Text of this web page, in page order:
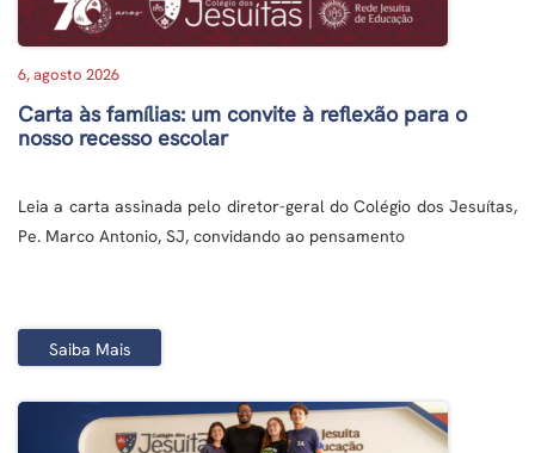
6, agosto 2026
Carta às famílias: um convite à reflexão para o
nosso recesso escolar
Leia a carta assinada pelo diretor-geral do Colégio dos Jesuítas,
Pe. Marco Antonio, SJ, convidando ao pensamento
Saiba Mais